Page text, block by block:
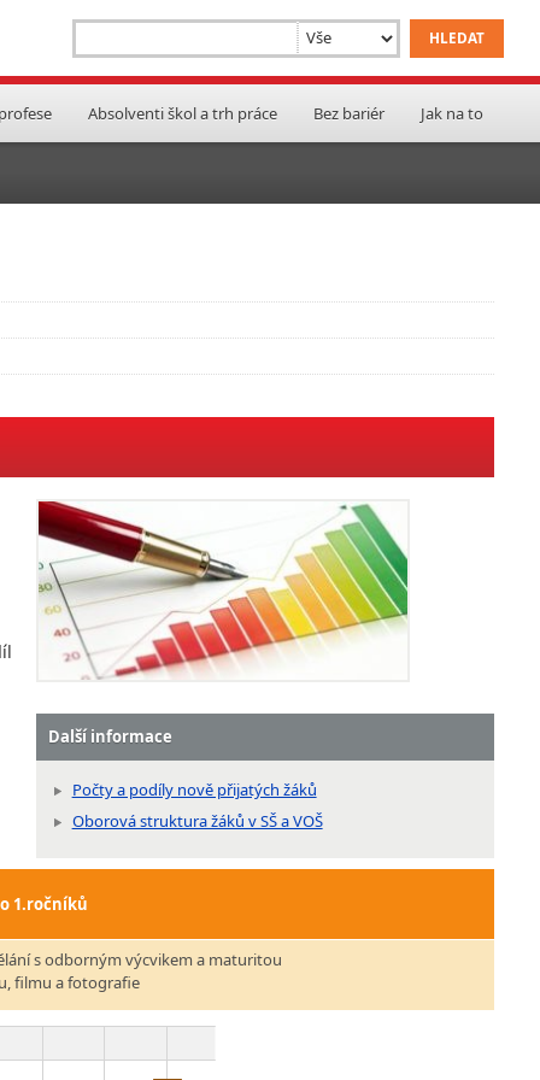
Absolventi škol a trh práce Bez bariér Jak na to
Další informace
Počty a podíly nově přijatých žáků
Oborová struktura žáků v SŠ a VOŠ
1.ročníků
s odborným výcvikem a maturitou
filmu a fotografie